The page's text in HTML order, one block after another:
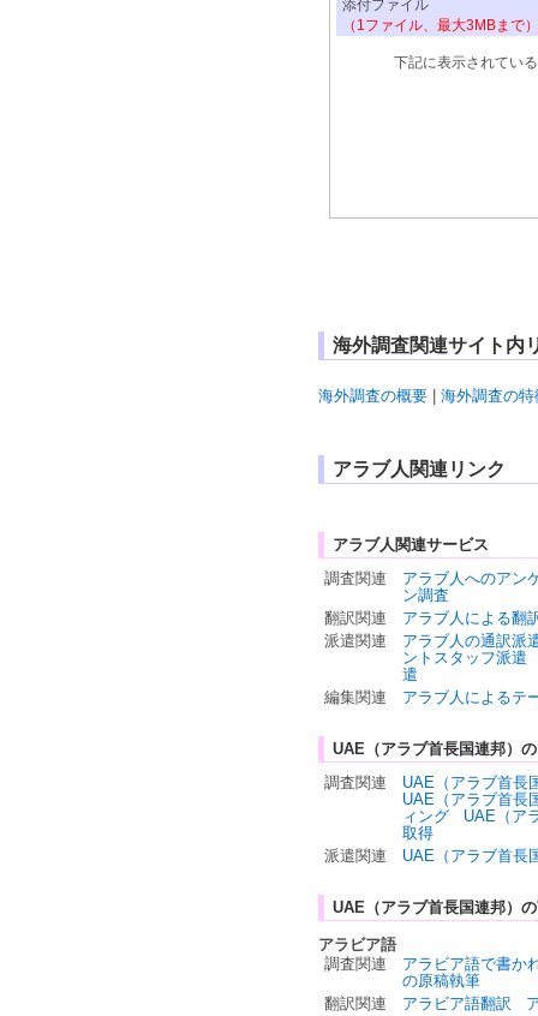
海外調査関連サイト内
海外調査の概要 海外調査の特
アラブ人関連リンク
アラブ人関連サービス
調査関連
アラブ人へのアン
ン調査
翻訳関連
アラブ人による翻
派遣関連
アラブ人の通訳派
ントスタッフ派遣
遣
編集関連
アラブ人によるテ
UAE（アラブ首長国連邦）
調査関連
UAE（アラブ首長
UAE（アラブ首長
ィング
UAE（ア
取得
派遣関連
UAE（アラブ首長
UAE（アラブ首長国連邦）
アラビア語
調査関連
アラビア語で書か
の原稿執筆
翻訳関連
アラビア語翻訳